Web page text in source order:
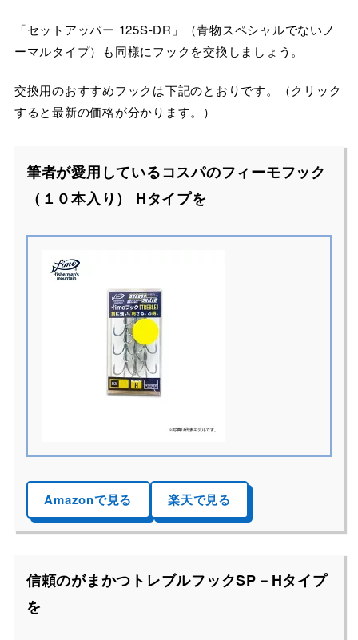
「セットアッパー 125S-DR」（青物スペシャルでないノ
ーマルタイプ）も同様にフックを交換しましょう。
交換用のおすすめフックは下記のとおりです。（クリック
すると最新の価格が分かります。）
筆者が愛用しているコスパのフィーモフック
（１０本入り） Hタイプを
Amazonで見る 楽天で見る
信頼のがまかつトレブルフックSP－Hタイプ
を